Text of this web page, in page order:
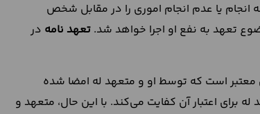
یا عدم انجام اموری را در مقابل شخص
تعهد به نفع او اجرا خواهد شد. تعهد نامه در
است که توسط او و متعهد له امضا شده
برای اعتبار آن کفایت می‌کند. با این حال، متعهد و